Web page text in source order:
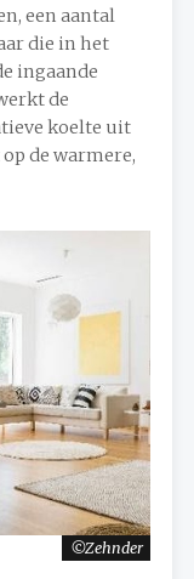
Zehnder
een aantal
die in het
ingaande
de
koelte uit
de warmere,